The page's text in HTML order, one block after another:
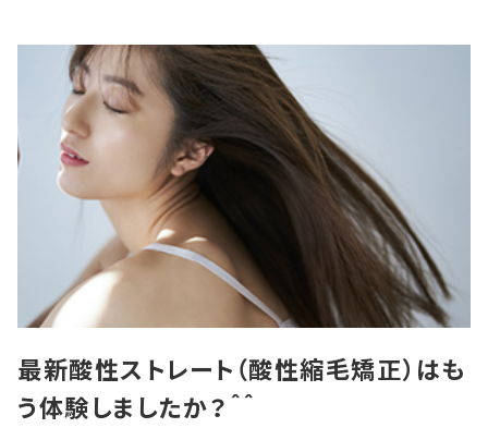
最新酸性ストレート（酸性縮毛矯正）はも
う体験しましたか？＾＾